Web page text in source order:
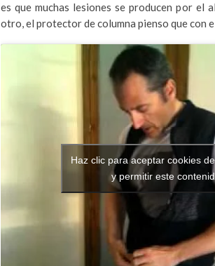
es que muchas lesiones se producen por el
otro, el protector de columna pienso que con
Haz clic para aceptar cookies
y permitir este